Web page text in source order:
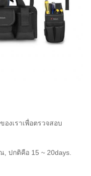
งเราเพื่อตรวจสอบ
ปกติคือ 15 ~ 20days.